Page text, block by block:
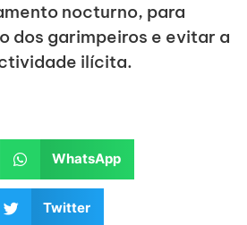
nocturno, para
dos garimpeiros e evitar a
ilícita.
WhatsApp
Twitter